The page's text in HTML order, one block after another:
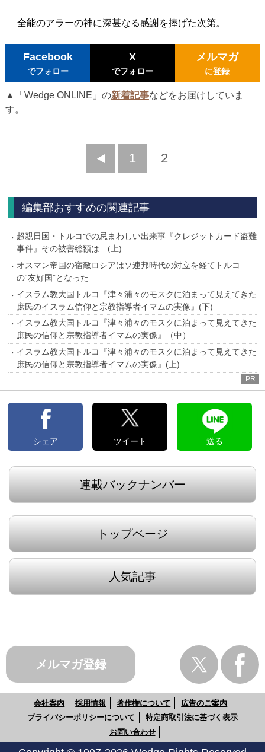
全能のアラーの神に深甚なる感謝を捧げた次第。
Facebook
でフォロー
X
でフォロー
メルマガ
に登録
▲「Wedge ONLINE」の新着記事などをお届けしていま
す。
前
1 2
編集部おすすめの関連記事
超親日国・トルコでの忌まわしい出来事『クレジットカード盗難
事件』その被害総額は…(上)
オスマン帝国の宿敵ロシアはソ連邦時代の対立を経てトルコ
の“友好国”となった
イスラム教大国トルコ『津々浦々のモスクに泊まって見えてきた
庶民のイスラム信仰と宗教指導者イマムの実像』(下)
イスラム教大国トルコ『津々浦々のモスクに泊まって見えてきた
庶民の信仰と宗教指導者イマムの実像』（中）
イスラム教大国トルコ『津々浦々のモスクに泊まって見えてきた
庶民の信仰と宗教指導者イマムの実像』(上)
PR
シェア ツイート 送る
連載バックナンバー
トップページ
人気記事
メルマガ登録
会社案内 採用情報 著作権について
広告のご案内
プライバシーポリシーについて
特定商取引法に基づく表示
お問い合わせ